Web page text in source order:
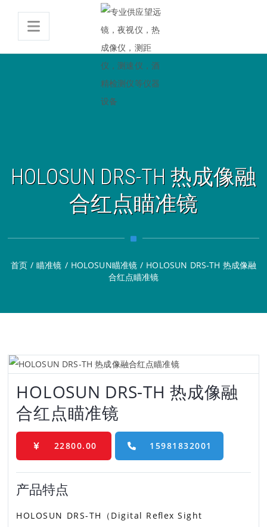
HOLOSUN DRS-TH 热成像融
合红点瞄准镜
首页 / 瞄准镜 / HOLOSUN瞄准镜 / HOLOSUN DRS-TH 热成像融
合红点瞄准镜
HOLOSUN DRS-TH 热成像融
合红点瞄准镜
22800.00 15981832001
产品特点
HOLOSUN DRS-TH（Digital Reflex Sight